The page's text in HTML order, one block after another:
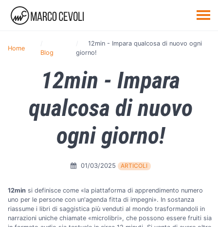
Home
Blog
12min - Impara qualcosa di nuovo ogni
giorno!
12min - Impara
qualcosa di nuovo
ogni giorno!
01/03/2025 ARTICOLI
12min si definisce come «la piattaforma di apprendimento numero
uno per le persone con un'agenda fitta di impegni». In sostanza
riassume i libri di saggistica più venduti al mondo trasformandoli in
narrazioni uniche chiamate «microlibri», che possono essere fruiti sia